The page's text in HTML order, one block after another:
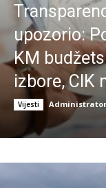
upozorio:
KM
izbore, CIK
Vijesti Administrator